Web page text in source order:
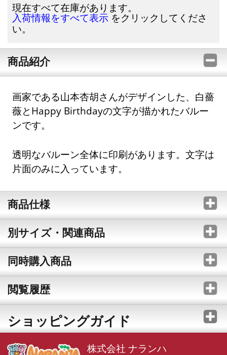
現在すべて在庫があります。
入荷情報をすべて表示 をクリックしてくださ
い。
商品紹介
画家である山本杏胡さんがデザインした、白薔
薇とHappy Birthdayの文字が描かれたバルー
ンです。
透明なバルーン全体に印刷があります。文字は
片面のみに入っています。
商品仕様
別サイズ・関連商品
同時購入商品
閲覧履歴
ショッピングガイド
株式会社 ナランハ